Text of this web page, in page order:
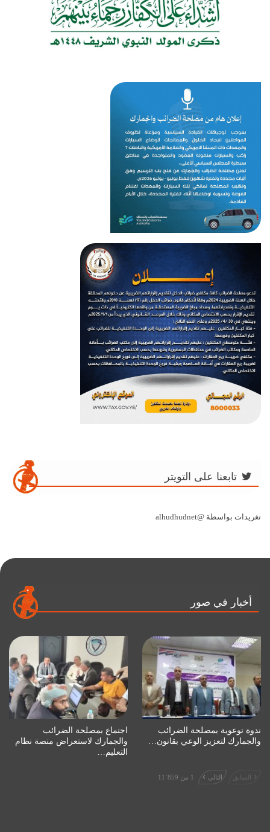
تابعنا على التويتر
تغريدات بواسطة @alhudhudnet
أخبار في صور
ندوة توعوية بمصلحة الضرائب
والجمارك لتعزيز الوعي بقانون…
اجتماع بمصلحة الضرائب
والجمارك لاستعراض منصة نظام
التعليم…
السابق التالي 1 من 11٬859